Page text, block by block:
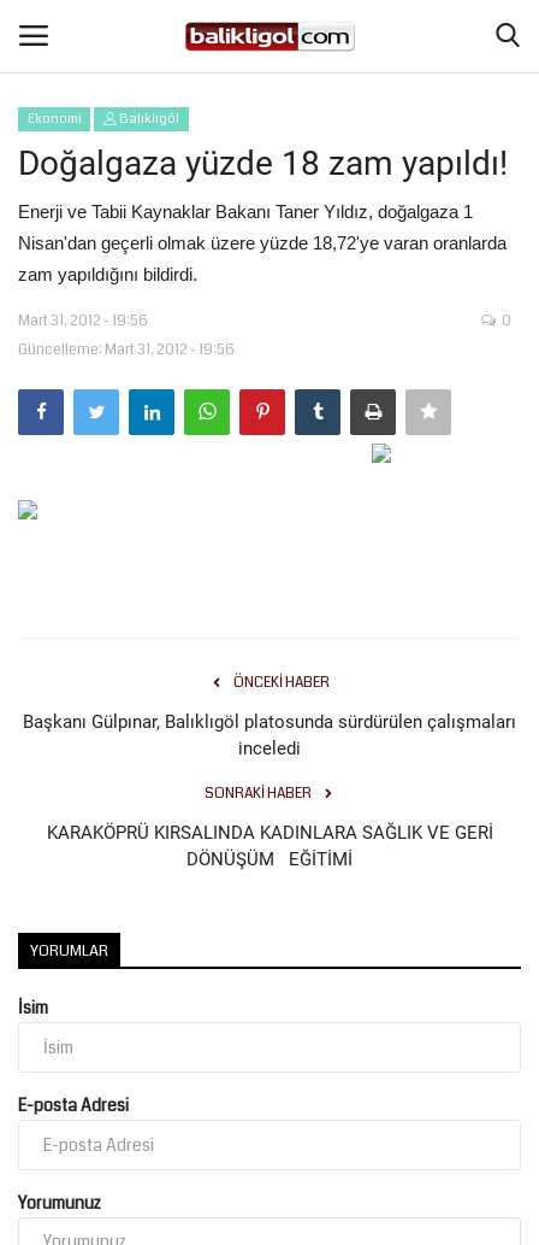
Giriş Yap
Anasayfa
Köşe Yazıları
Magazin
Şanlıurfa
Spor
Galeriler
Künye
Sağlık
İletişim
Kültür Sanat
Ekonomi Balıklıgöl
Doğalgaza yüzde 18 zam yapıldı!
Enerji ve Tabii Kaynaklar Bakanı Taner Yıldız, doğalgaza 1
Nisan'dan geçerli olmak üzere yüzde 18,72'ye varan oranlarda
zam yapıldığını bildirdi.
Mart 31, 2012 - 19:56
Güncelleme: Mart 31, 2012 - 19:56
0
ÖNCEKI HABER
Başkanı Gülpınar, Balıklıgöl platosunda sürdürülen çalışmaları
inceledi
SONRAKI HABER
KARAKÖPRÜ KIRSALINDA KADINLARA SAĞLIK VE GERİ
DÖNÜŞÜM EĞİTİMİ
YORUMLAR
İsim
E-posta Adresi
Yorumunuz